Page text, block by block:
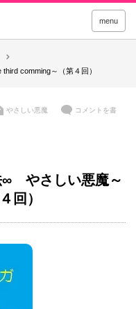
menu
comming～（第４回）
やさしい悪魔
コメントを書
∞ やさしい悪魔～
回）